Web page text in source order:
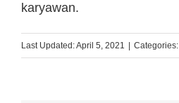
karyawan.
Last Updated: April 5, 2021 Categories: